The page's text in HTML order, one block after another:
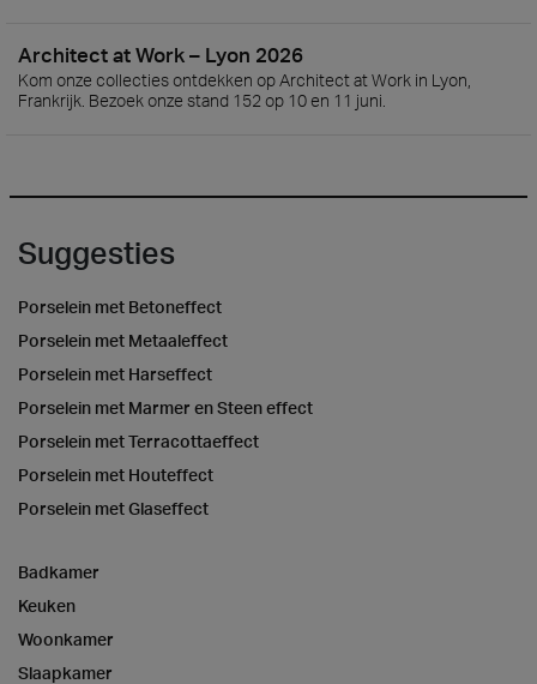
Architect at Work – Lyon 2026
Kom onze collecties ontdekken op Architect at Work in Lyon,
Frankrijk. Bezoek onze stand 152 op 10 en 11 juni.
Suggesties
Porselein met Betoneffect
Porselein met Metaaleffect
Porselein met Harseffect
Porselein met Marmer en Steen effect
Porselein met Terracottaeffect
Porselein met Houteffect
Porselein met Glaseffect
Badkamer
Keuken
Woonkamer
Slaapkamer